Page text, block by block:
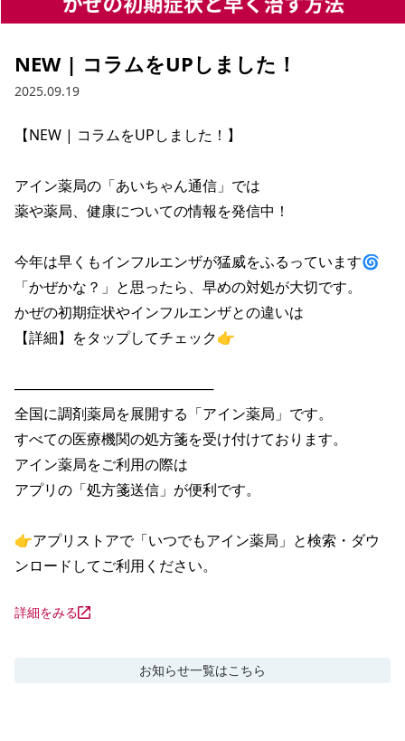
NEW | コラムをUPしました！
2025.09.19
【NEW | コラムをUPしました！】
アイン薬局の「あいちゃん通信」では
薬や薬局、健康についての情報を発信中！
今年は早くもインフルエンザが猛威をふるっています🌀
「かぜかな？」と思ったら、早めの対処が大切です。
かぜの初期症状やインフルエンザとの違いは
【詳細】をタップしてチェック👉
────────────────────
全国に調剤薬局を展開する「アイン薬局」です。
すべての医療機関の処方箋を受け付けております。
アイン薬局をご利用の際は
アプリの「処方箋送信」が便利です。
👉アプリストアで「いつでもアイン薬局」と検索・ダウ
ンロードしてご利用ください。
詳細をみる
お知らせ一覧はこちら